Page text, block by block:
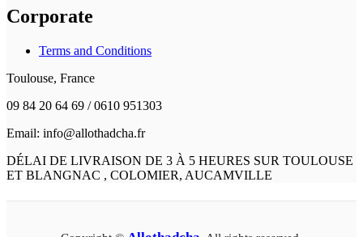
Corporate
Terms and Conditions
Toulouse, France
09 84 20 64 69 / 0610 951303
Email: info@allothadcha.fr
DÉLAI DE LIVRAISON DE 3 À 5 HEURES SUR TOULOUSE
ET BLANGNAC , COLOMIER, AUCAMVILLE